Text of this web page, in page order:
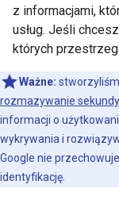
z informacjami,
usług. Jeśli
których
Ważne:
rozmazywanie
informacji o
wykrywania i
Google nie
identyfikację.